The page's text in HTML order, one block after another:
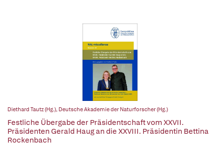
Diethard Tautz (Hg.), Deutsche Akademie der Naturforscher (Hg.)
Festliche Übergabe der Präsidentschaft vom XXVII.
Präsidenten Gerald Haug an die XXVIII. Präsidentin Bettina
Rockenbach